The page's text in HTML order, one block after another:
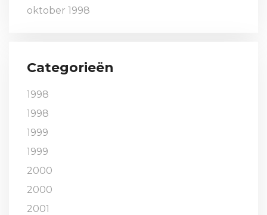
oktober 1998
Categorieën
1998
1998
1999
1999
2000
2000
2001